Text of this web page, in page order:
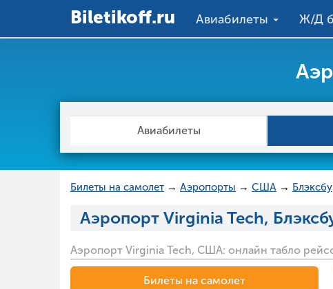
Вiletikoff.ru Авиабилеты Ж/Д
Авиабилеты
Билеты на самолет → Аэропорты → США →
Аэропорт Virginia Tech,
Аэропорт Virginia Tech, США: онлайн табло
Билеты на самолет